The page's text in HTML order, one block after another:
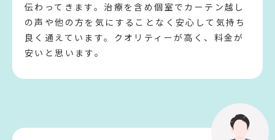
伝わってきます。治療を含め個室でカーテン越し
の声や他の方を気にすることなく安心して気持ち
良く通えています。クオリティーが高く、料金が
安いと思います。